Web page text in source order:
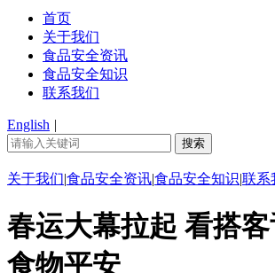
首页
关于我们
食品安全资讯
食品安全知识
联系我们
English |
关于我们|食品安全资讯|食品安全知识|联系
春运大幕拉起 看搭
食物平安